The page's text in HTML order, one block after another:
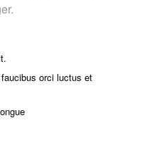
orci luctus et